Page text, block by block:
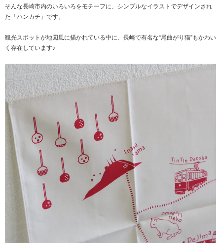
そんな長崎市内のいろいろをモチーフに、シンプルなイラストでデザインされ
た「ハンカチ」です。
観光スポットが地図風に描かれている中に、長崎で有名な“尾曲がり猫”もかわい
く存在しています♪